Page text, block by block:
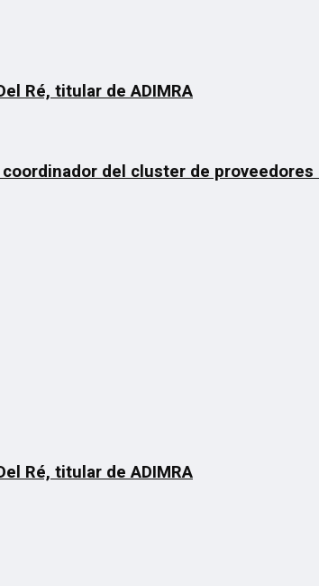
Ré, titular de ADIMRA
del cluster de
Ré, titular de ADIMRA